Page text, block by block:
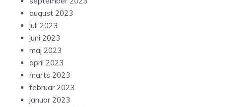
august 2023
juli 2023
juni 2023
maj 2023
april 2023
marts 2023
februar 2023
januar 2023